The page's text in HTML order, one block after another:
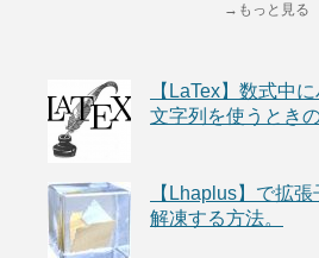
→もっと見る
【LaTex】数式中
文字列を使うとき
【Lhaplus】で拡
解凍する方法。